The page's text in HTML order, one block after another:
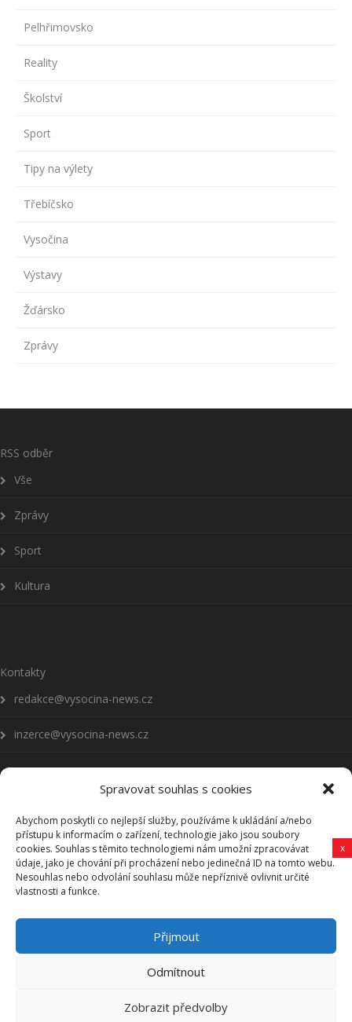
Spravovat souhlas s cookies
Abychom poskytli co nejlepší služby, používáme k ukládání a/nebo
přístupu k informacím o zařízení, technologie jako jsou soubory
cookies. Souhlas s těmito technologiemi nám umožní zpracovávat
údaje, jako je chování při procházení nebo jedinečná ID na tomto webu.
Nesouhlas nebo odvolání souhlasu může nepříznivě ovlivnit určité
vlastnosti a funkce.
Přijmout
Odmítnout
Zobrazit předvolby
Pelhřimovsko
Reality
Školství
Sport
Tipy na výlety
Třebíčsko
Vysočina
Výstavy
Žďársko
Zprávy
RSS odběr
Vše
Zprávy
Sport
Kultura
Kontakty
redakce@vysocina-news.cz
inzerce@vysocina-news.cz
Přihlásit se k odběru novinek
Všeobecné podmínky
Vysočina-news.cz
Zpravodajství z Vysočiny
x